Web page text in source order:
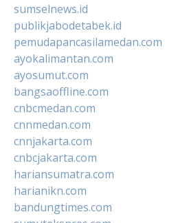
sumselnews.id
publikjabodetabek.id
pemudapancasilamedan.com
ayokalimantan.com
ayosumut.com
bangsaoffline.com
cnbcmedan.com
cnnmedan.com
cnnjakarta.com
cnbcjakarta.com
hariansumatra.com
harianikn.com
bandungtimes.com